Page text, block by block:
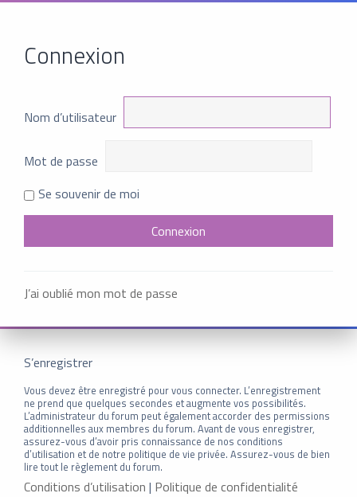
Connexion
Nom d’utilisateur
Mot de passe
Se souvenir de moi
J’ai oublié mon mot de passe
S’enregistrer
Vous devez être enregistré pour vous connecter. L’enregistrement
ne prend que quelques secondes et augmente vos possibilités.
L’administrateur du forum peut également accorder des permissions
additionnelles aux membres du forum. Avant de vous enregistrer,
assurez-vous d’avoir pris connaissance de nos conditions
d’utilisation et de notre politique de vie privée. Assurez-vous de bien
lire tout le règlement du forum.
Conditions d’utilisation | Politique de confidentialité